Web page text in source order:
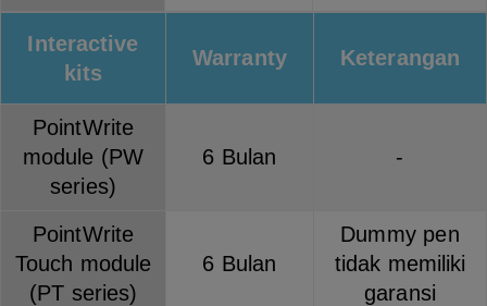
Interactive
kits
Warranty Keterangan
PointWrite
module (PW
series)
6 Bulan -
PointWrite
Touch module
(PT series)
6 Bulan
Dummy pen
tidak memiliki
garansi